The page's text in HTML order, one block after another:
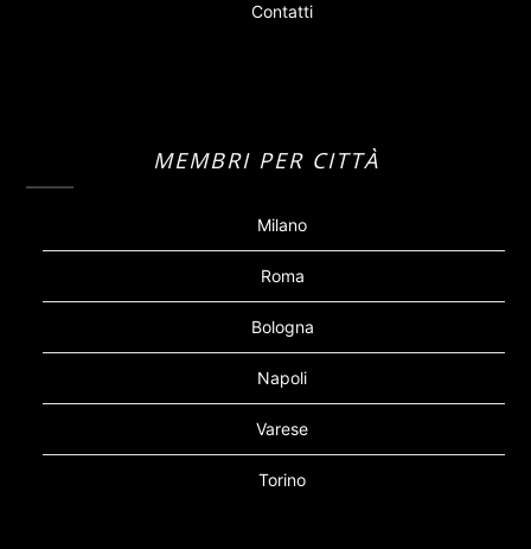
Contatti
MEMBRI PER CITTÀ
Milano
Roma
Bologna
Napoli
Varese
Torino